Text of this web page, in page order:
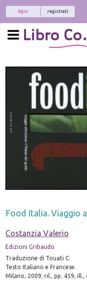
registrati
login
Food Italia. Viaggio
Costanzia Valerio
Edizioni Gribaudo
Traduzione di Touati C.
Testo Italiano e Francese.
Milano, 2009; ril., pp. 459, ill.,